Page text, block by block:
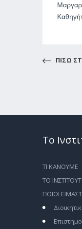
ΠΙΣΩ
Το
ΤΙ ΚΑΝΟΥΜΕ
ΤΟ
ΠΟΙΟΙ